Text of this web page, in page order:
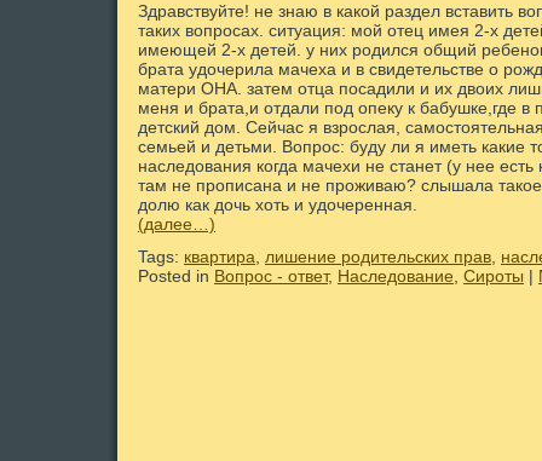
Здравствуйте! не знаю в какой раздел вставить
таких вопросах. ситуация: мой отец имея 2-х
имеющей 2-х детей. у них родился общий
брата удочерила мачеха и в свидетельстве о
матери ОНА. затем отца посадили и их двоих
меня и брата,и отдали под опеку к бабушке,где в
детский дом. Сейчас я взрослая,
семьей и детьми. Вопрос: буду ли я иметь какие
наследования когда мачехи не станет (у нее есть
там не прописана и не проживаю? слышала
долю как дочь хоть и удочеренная.
(далее…)
Tags: квартира, лишение родительских прав,
Posted in Вопрос - ответ, Наследование, Сироты |